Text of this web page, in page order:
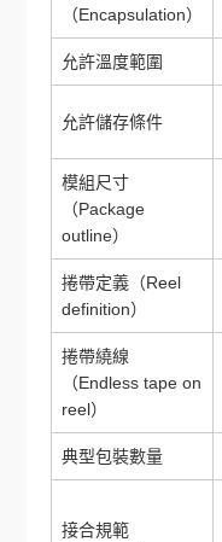
（Encapsulation）
允許溫度範圍
允許儲存條件
模組尺寸
（Package
outline）
捲帶定義（Reel
definition）
捲帶繞線
（Endless tape on
reel）
典型包裝數量
接合規範